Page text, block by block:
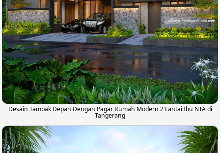
Desain Tampak Depan Dengan Pagar Rumah Modern 2 Lantai Ibu NTA di
Tangerang